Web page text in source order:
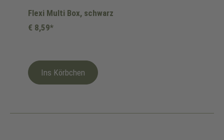
Flexi Multi Box, schwarz
€ 8,59*
Ins Körbchen